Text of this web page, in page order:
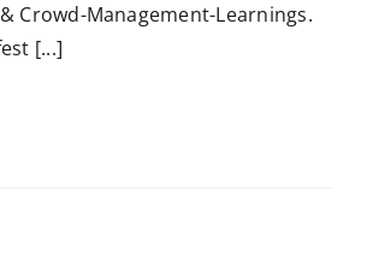
Crowd-Management-Learnings.
[...]